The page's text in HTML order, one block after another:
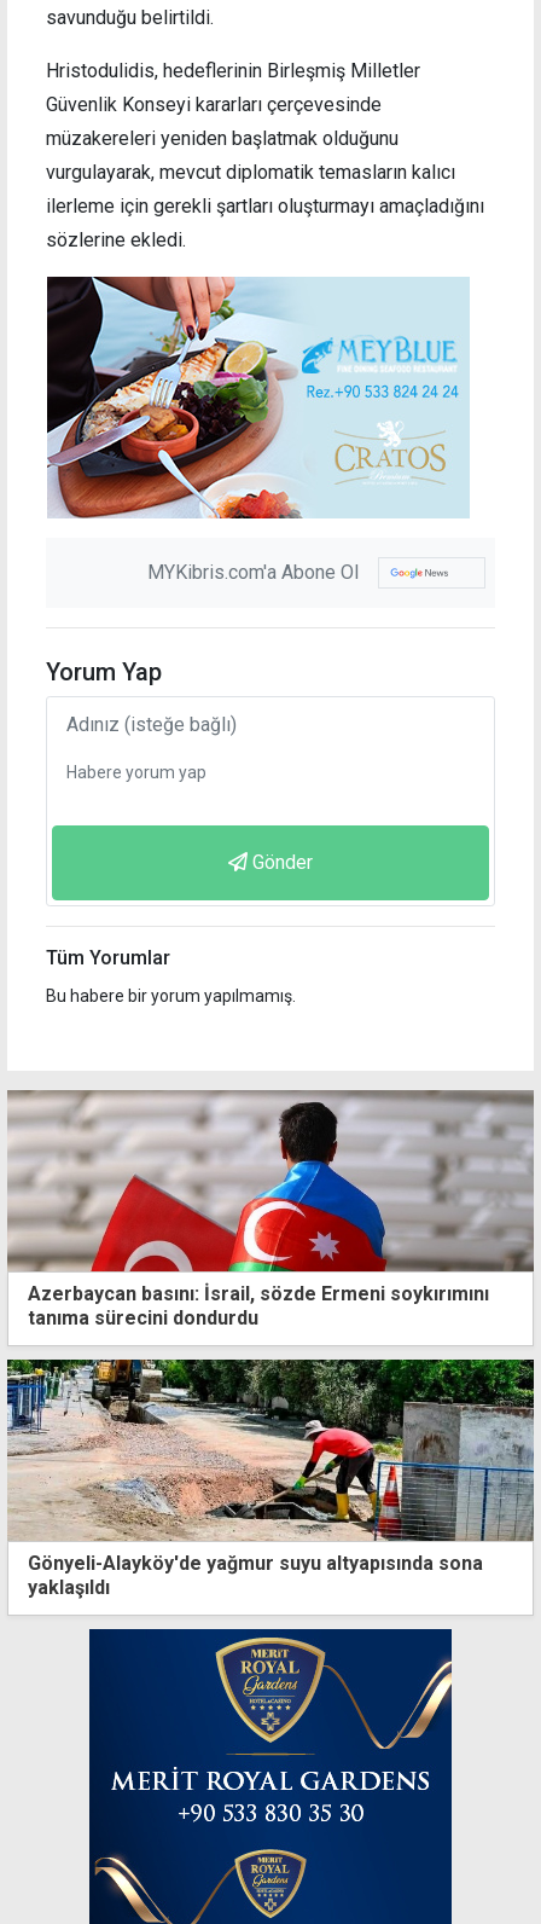
savunduğu belirtildi.
Hristodulidis, hedeflerinin Birleşmiş Milletler
Güvenlik Konseyi kararları çerçevesinde
müzakereleri yeniden başlatmak olduğunu
vurgulayarak, mevcut diplomatik temasların kalıcı
ilerleme için gerekli şartları oluşturmayı amaçladığını
sözlerine ekledi.
MYKibris.com'a Abone Ol
Yorum Yap
Gönder
Tüm Yorumlar
Bu habere bir yorum yapılmamış.
Azerbaycan basını: İsrail, sözde Ermeni soykırımını
tanıma sürecini dondurdu
Gönyeli-Alayköy'de yağmur suyu altyapısında sona
yaklaşıldı